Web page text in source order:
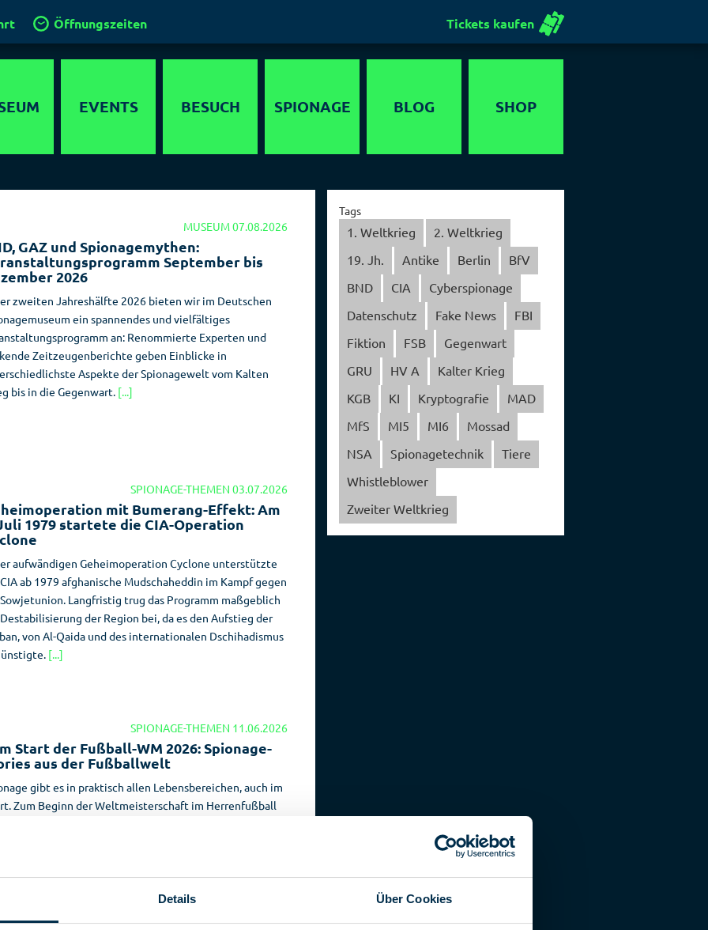
Details Über Cookies
Öffnungszeiten Tickets kaufen
in Berlin
EVENTS BESUCH
Klassenfahrt
Spionagemuseum
Kinder­
geburtstage
Reise­
SPIONAGE
Geheimdienste
BLOG SHOP
Tags
1. Weltkrieg
2. Weltkrieg
19. Jh.
Antike Berlin
BfV
BND
CIA
Cyberspionage
Datenschutz
Fake News
FBI
Fiktion
FSB
Gegenwart
GRU
HV A
Kalter Krieg
KGB
KI Kryptografie
MAD
MfS
MI5 MI6
Mossad
NSA
Spionagetechnik
Tiere
Whistleblower
Zweiter Weltkrieg
MUSEUM07.08.2026
GAZ und Spionagemythen:
September bis
2026
zweiten Jahreshälfte 2026 bieten wir im Deutschen
ein spannendes und vielfältiges
an: Renommierte Experten und
Zeitzeugenberichte geben Einblicke in
Aspekte der Spionagewelt vom Kalten
bis in die Gegenwart. [...]
SPIONAGE-THEMEN 03.07.2026
mit Bumerang-Effekt: Am
1979 startete die CIA-Operation
aufwändigen Geheimoperation Cyclone unterstützte
ab 1979 afghanische Mudschaheddin im Kampf gegen
Langfristig trug das Programm maßgeblich
der Region bei, da es den Aufstieg der
von Al-Qaida und des internationalen Dschihadismus
[...]
SPIONAGE-THEMEN 11.06.2026
Start der Fußball-WM 2026: Spionage-
aus der Fußballwelt
gibt es in praktisch allen Lebensbereichen, auch im
Zum Beginn der Weltmeisterschaft im Herrenfußball